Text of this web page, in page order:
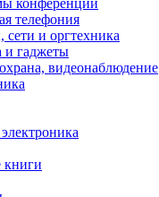
конференций
телефония
и оргтехника
и гаджеты
видеонаблюдение
книги